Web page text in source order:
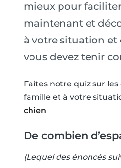
mieux pour
maintenant et
à votre situation et
vous devez tenir
Faites notre quiz sur
famille et à votre
chien
De combien
(Lequel des énoncés